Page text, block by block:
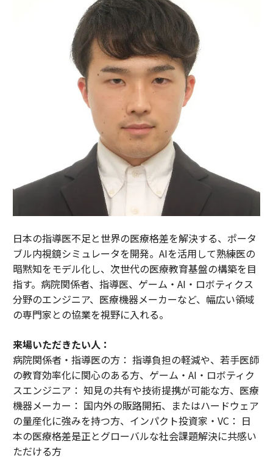
日本の指導医不足と世界の医療格差を解決する、ポータ
ブル内視鏡シミュレータを開発。AIを活用して熟練医の
暗黙知をモデル化し、次世代の医療教育基盤の構築を目
指す。病院関係者、指導医、ゲーム・AI・ロボティクス
分野のエンジニア、医療機器メーカーなど、幅広い領域
の専門家との協業を視野に入れる。
来場いただきたい人：
病院関係者・指導医の方： 指導負担の軽減や、若手医師
の教育効率化に関心のある方、ゲーム・AI・ロボティク
スエンジニア： 知見の共有や技術提携が可能な方、医療
機器メーカー： 国内外の販路開拓、またはハードウェア
の量産化に強みを持つ方、インパクト投資家・VC： 日
本の医療格差是正とグローバルな社会課題解決に共感い
ただける方